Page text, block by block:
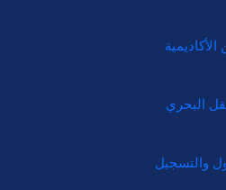
البحري
والتسجيل